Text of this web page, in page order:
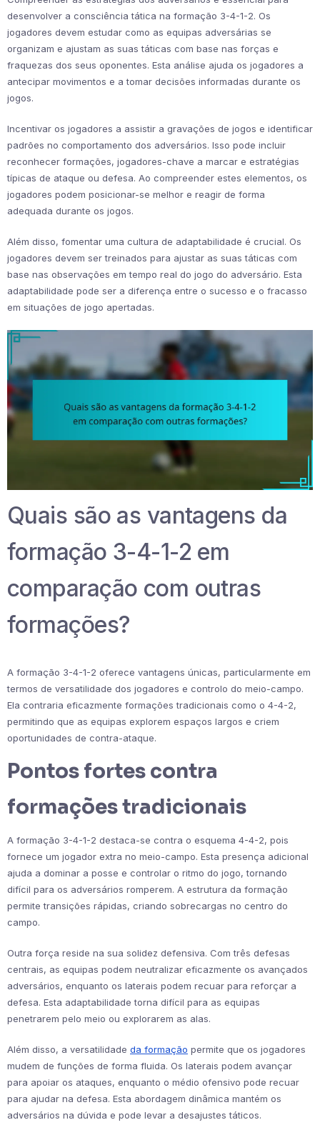
desenvolver a consciência tática na formação 3-4-1-2. Os
jogadores devem estudar como as equipas adversárias se
organizam e ajustam as suas táticas com base nas forças e
fraquezas dos seus oponentes. Esta análise ajuda os jogadores a
antecipar movimentos e a tomar decisões informadas durante os
jogos.
Incentivar os jogadores a assistir a gravações de jogos e identificar
padrões no comportamento dos adversários. Isso pode incluir
reconhecer formações, jogadores-chave a marcar e estratégias
típicas de ataque ou defesa. Ao compreender estes elementos, os
jogadores podem posicionar-se melhor e reagir de forma
adequada durante os jogos.
Além disso, fomentar uma cultura de adaptabilidade é crucial. Os
jogadores devem ser treinados para ajustar as suas táticas com
base nas observações em tempo real do jogo do adversário. Esta
adaptabilidade pode ser a diferença entre o sucesso e o fracasso
em situações de jogo apertadas.
Quais são as vantagens da
formação 3-4-1-2 em
comparação com outras
formações?
A formação 3-4-1-2 oferece vantagens únicas, particularmente em
termos de versatilidade dos jogadores e controlo do meio-campo.
Ela contraria eficazmente formações tradicionais como o 4-4-2,
permitindo que as equipas explorem espaços largos e criem
oportunidades de contra-ataque.
Pontos fortes contra
formações tradicionais
A formação 3-4-1-2 destaca-se contra o esquema 4-4-2, pois
fornece um jogador extra no meio-campo. Esta presença adicional
ajuda a dominar a posse e controlar o ritmo do jogo, tornando
difícil para os adversários romperem. A estrutura da formação
permite transições rápidas, criando sobrecargas no centro do
campo.
Outra força reside na sua solidez defensiva. Com três defesas
centrais, as equipas podem neutralizar eficazmente os avançados
adversários, enquanto os laterais podem recuar para reforçar a
defesa. Esta adaptabilidade torna difícil para as equipas
penetrarem pelo meio ou explorarem as alas.
Além disso, a versatilidade da formação permite que os jogadores
mudem de funções de forma fluida. Os laterais podem avançar
para apoiar os ataques, enquanto o médio ofensivo pode recuar
para ajudar na defesa. Esta abordagem dinâmica mantém os
adversários na dúvida e pode levar a desajustes táticos.